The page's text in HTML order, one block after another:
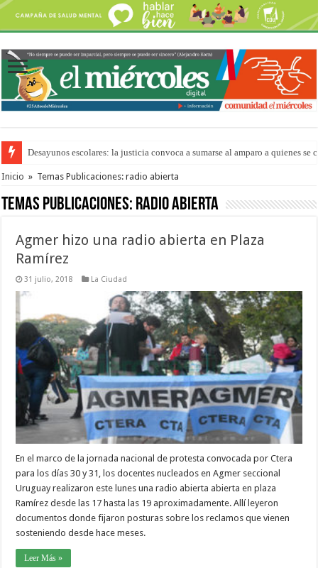
“La Feria en tu Barrio” para agostocon sus días y horarios
Inicio » Temas Publicaciones: radio abierta
Temas Publicaciones: radio abierta
Agmer hizo una radio abierta en Plaza
Ramírez
31 julio, 2018 La Ciudad
En el marco de la jornada nacional de protesta convocada por Ctera
para los días 30 y 31, los docentes nucleados en Agmer seccional
Uruguay realizaron este lunes una radio abierta abierta en plaza
Ramírez desde las 17 hasta las 19 aproximadamente. Allí leyeron
documentos donde fijaron posturas sobre los reclamos que vienen
sosteniendo desde hace meses.
Leer Más »